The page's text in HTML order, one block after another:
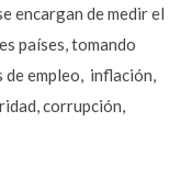
encargan de medir el
países, tomando
de empleo, inflación,
corrupción,